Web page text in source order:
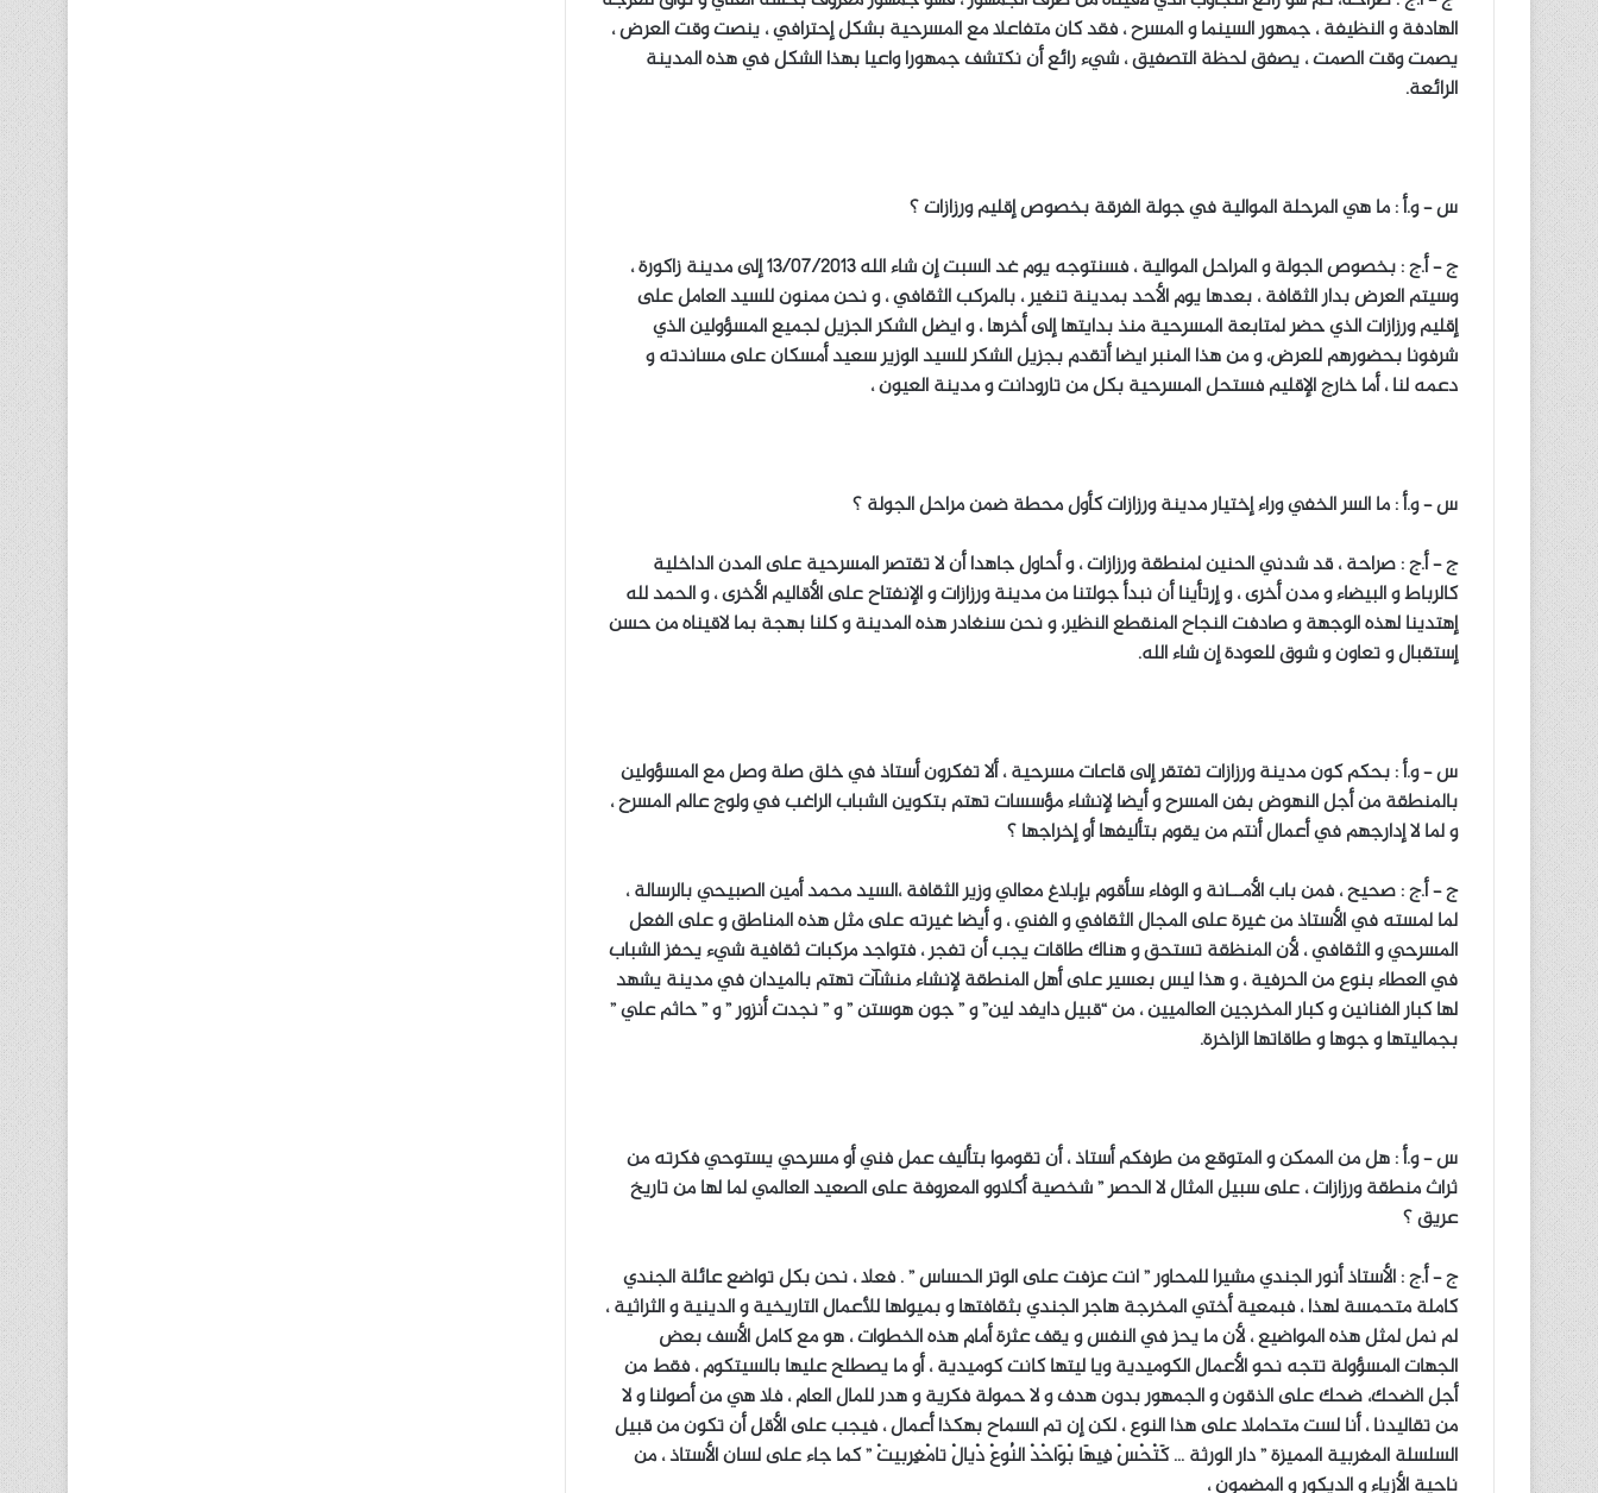
الهادفة و النظيفة ، جمهور السينما و المسرح ، فقد كان متفاعلا مع المسرحية بشكل إحترافي ، ينصت وقت العرض ،
يصمت وقت الصمت ، يصفق لحظة التصفيق ، شيء رائع أن نكتشف جمهورا واعيا بهذا الشكل في هذه المدينة
الرائعة.
س – و.أ : ما هي المرحلة الموالية في جولة الفرقة بخصوص إقليم ورزازات ؟
ج – أ.ج : بخصوص الجولة و المراحل الموالية ، فسنتوجه يوم غد السبت إن شاء الله 13/07/2013 إلى مدينة زاكورة ،
وسيتم العرض بدار الثقافة ، بعدها يوم الأحد بمدينة تنغير ، بالمركب الثقافي ، و نحن ممنون للسيد العامل على
إقليم ورزازات الذي حضر لمتابعة المسرحية منذ بدايتها إلى أخرها ، و ايضل الشكر الجزيل لجميع المسؤولين الذي
شرفونا بحضورهم للعرض، و من هذا المنبر ايضا أتقدم بجزيل الشكر للسيد الوزير سعيد أمسكان على مساندته و
دعمه لنا ، أما خارج الإقليم فستحل المسرحية بكل من تارودانت و مدينة العيون ،
س – و.أ : ما السر الخفي وراء إختيار مدينة ورزازات كأول محطة ضمن مراحل الجولة ؟
ج – أ.ج : صراحة ، قد شدني الحنين لمنطقة ورزازات ، و أحاول جاهدا أن لا تقتصر المسرحية على المدن الداخلية
كالرباط و البيضاء و مدن أخرى ، و إرتأينا أن نبدأ جولتنا من مدينة ورزازات و الإنفتاح على الأقاليم الأخرى ، و الحمد لله
إهتدينا لهذه الوجهة و صادفت النجاح المنقطع النظير، و نحن سنغادر هذه المدينة و كلنا بهجة بما لاقيناه من حسن
إستقبال و تعاون و شوق للعودة إن شاء الله.
س – و.أ : بحكم كون مدينة ورزازات تفتقر إلى قاعات مسرحية ، ألا تفكرون أستاذ في خلق صلة وصل مع المسؤولين
بالمنطقة من أجل النهوض بفن المسرح و أيضا لإنشاء مؤسسات تهتم بتكوين الشباب الراغب في ولوج عالم المسرح ،
و لما لا إدارجهم في أعمال أنتم من يقوم بتأليفها أو إخراجها ؟
ج – أ.ج : صحيح ، فمن باب الأمــانة و الوفاء سأقوم بإبلاغ معالي وزير الثقافة ،السيد محمد أمين الصبيحي بالرسالة ،
لما لمسته في الأستاذ من غيرة على المجال الثقافي و الفني ، و أيضا غيرته على مثل هذه المناطق و على الفعل
المسرحي و الثقافي ، لأن المنظقة تستحق و هناك طاقات يجب أن تفجر ، فتواجد مركبات ثقافية شيء يحفز الشباب
في العطاء بنوع من الحرفية ، و هذا ليس بعسير على أهل المنطقة لإنشاء منشآت تهتم بالميدان في مدينة يشهد
لها كبار الفنانين و كبار المخرجين العالميين ، من “قبيل دايفد لين” و ” جون هوستن ” و ” نجدت أنزور ” و ” حاثم علي ”
بجماليتها و جوها و طاقاتها الزاخرة.
س – و.أ : هل من الممكن و المتوقع من طرفكم أستاذ ، أن تقوموا بتأليف عمل فني أو مسرحي يستوحي فكرته من
ثراث منطقة ورزازات ، على سبيل المثال لا الحصر ” شخصية أكلاوو المعروفة على الصعيد العالمي لما لها من تاريخ
عريق ؟
ج – أ.ج : الأستاذ أنور الجندي مشيرا للمحاور ” انت عزفت على الوتر الحساس ” . فعلا ، نحن بكل تواضع عائلة الجندي
كاملة متحمسة لهذا ، فبمعية أختي المخرجة هاجر الجندي بثقافتها و بميولها للأعمال التاريخية و الدينية و الثراثية ،
لم نمل لمثل هذه المواضيع ، لأن ما يحز في النفس و يقف عثرة أمام هذه الخطوات ، هو مع كامل الأسف بعض
الجهات المسؤولة تتجه نحو الأعمال الكوميدية ويا ليتها كانت كوميدية ، أو ما يصطلح عليها بالسيتكوم ، فقط من
أجل الضحك، ضحك على الذقون و الجمهور بدون هدف و لا حمولة فكرية و هدر للمال العام ، فلا هي من أصولنا و لا
من تقاليدنا ، أنا لست متحاملا على هذا النوع ، لكن إن تم السماح بهكذا أعمال ، فيجب على الأقل أن تكون من قبيل
السلسلة المغربية المميزة ” دار الورثة … كَتْحْسْ فِيهَا بْوَاحْدْ النُوعْ دْيالْ تامْغِربيتْ ” كما جاء على لسان الأستاذ ، من
ناحية الأزياء و الديكور و المضمون ،